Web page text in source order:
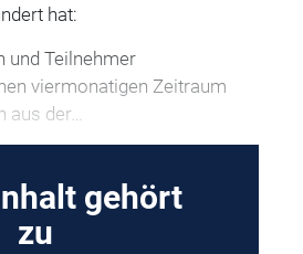
hat:
und Teilnehmer
viermonatigen Zeitraum
aus der…
gehört
zu